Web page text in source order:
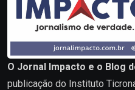
O Jornal Impacto e o Blog
publicação do Instituto